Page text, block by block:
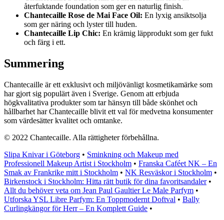
återfuktande foundation som ger en naturlig finish.
Chantecaille Rose de Mai Face Oil: En lyxig ansiktsolja
som ger näring och lyster till huden.
Chantecaille Lip Chic: En krämig läpprodukt som ger fukt
och färg i ett.
Summering
Chantecaille är ett exklusivt och miljövänligt kosmetikamärke som
har gjort sig populärt även i Sverige. Genom att erbjuda
högkvalitativa produkter som tar hänsyn till både skönhet och
hållbarhet har Chantecaille blivit ett val för medvetna konsumenter
som värdesätter kvalitet och omtanke.
© 2022 Chantecaille. Alla rättigheter förbehållna.
Slipa Knivar i Göteborg • Sminkning och Makeup med
Professionell Makeup Artist i Stockholm • Franska Caféet NK – En
Smak av Frankrike mitt i Stockholm • NK Resväskor i Stockholm •
Birkenstock i Stockholm: Hitta rätt butik för dina favoritsandaler•
Allt du behöver veta om Jean Paul Gaultier Le Male Parfym •
Utforska YSL Libre Parfym: En Toppmodernt Doftval • Bally
Curlingkängor för Herr – En Komplett Guide •